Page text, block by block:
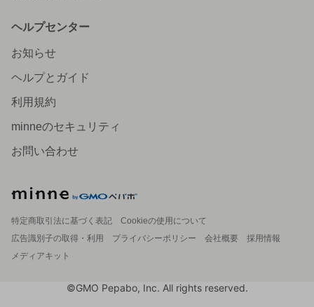
ヘルプセンター
お知らせ
ヘルプとガイド
利用規約
minneのセキュリティ
お問い合わせ
特定商取引法に基づく表記
Cookieの使用について
広告識別子の取得・利用
プライバシーポリシー 会社概要
採用情報
メディアキット
©GMO Pepabo, Inc. All rights reserved.